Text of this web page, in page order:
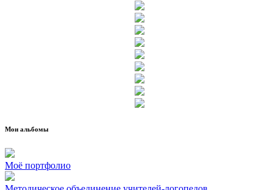
Мои альбомы
Моё портфолио